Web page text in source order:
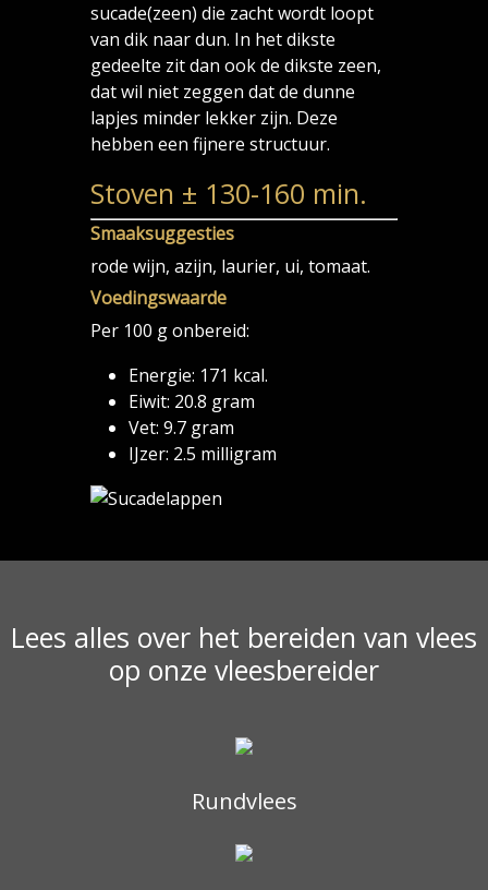
sucade(zeen) die zacht wordt loopt
van dik naar dun. In het dikste
gedeelte zit dan ook de dikste zeen,
dat wil niet zeggen dat de dunne
lapjes minder lekker zijn. Deze
hebben een fijnere structuur.
Stoven ± 130-160 min.
Smaaksuggesties
rode wijn, azijn, laurier, ui, tomaat.
Voedingswaarde
Per 100 g onbereid:
Energie: 171 kcal.
Eiwit: 20.8 gram
Vet: 9.7 gram
IJzer: 2.5 milligram
Lees alles over het bereiden van vlees
op onze vleesbereider
Rundvlees